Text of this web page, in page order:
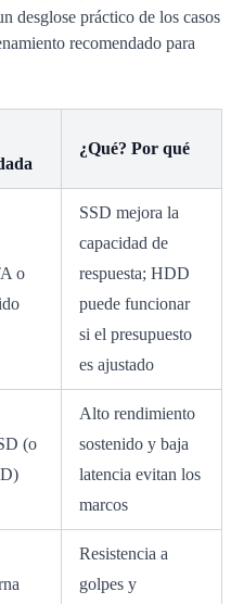
desglose práctico de los casos
recomendado para
¿Qué? Por qué
o
SSD mejora la
capacidad de
respuesta; HDD
puede funcionar
si el presupuesto
es ajustado
(o
Alto rendimiento
sostenido y baja
latencia evitan los
marcos
Resistencia a
golpes y